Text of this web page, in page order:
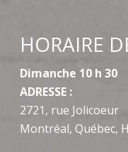
HORAIRE
Dimanche 10 h 30
ADRESSE :
2721, rue Jolicoeur
Montréal, Québec,